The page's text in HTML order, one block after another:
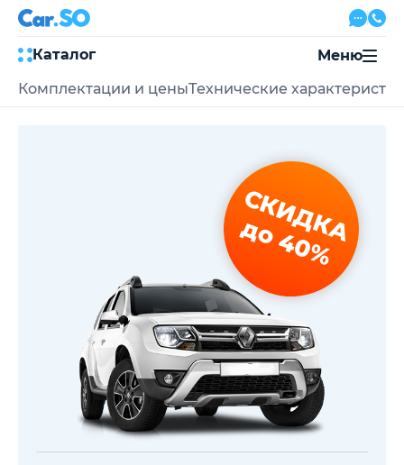
Каталог
8 800 500-03-23
с 08:00 по 20:00, без выходных
Привольная улица, 2, к5
Перезвоните мне
Меню
Комплектации и ценыТехнические
СКИДКА
до 40%